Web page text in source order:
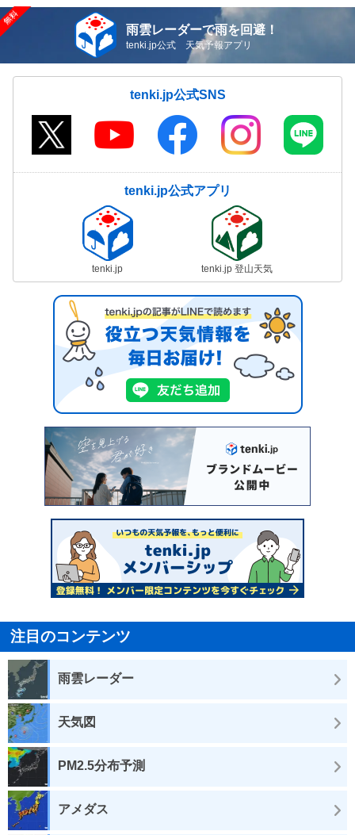
雨雲レーダーで雨を回避！
tenki.jp公式 天気予報アプリ
tenki.jp公式SNS
tenki.jp公式アプリ
tenki.jp tenki.jp 登山天気
注目のコンテンツ
雨雲レーダー
天気図
PM2.5分布予測
アメダス